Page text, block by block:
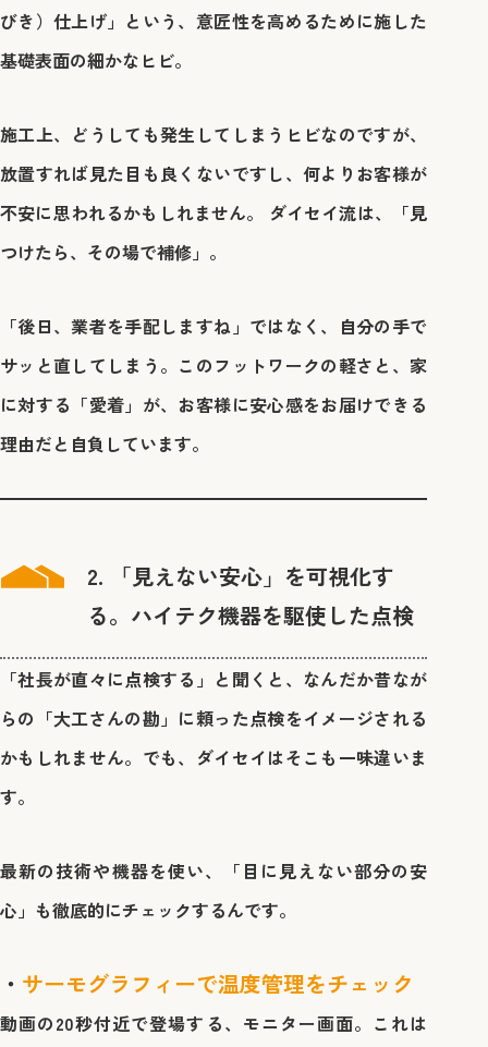
びき）仕上げ」という、意匠性を高めるために施した
基礎表面の細かなヒビ。
施工上、どうしても発生してしまうヒビなのですが、
放置すれば見た目も良くないですし、何よりお客様が
不安に思われるかもしれません。 ダイセイ流は、
「見
つけたら、その場で補修」 。
「後日、業者を手配しますね」ではなく、自分の手で
サッと直してしまう。このフットワークの軽さと、家
に対する「愛着」が、お客様に安心感をお届けできる
理由だと自負しています。
2. 「見えない安心」を可視化す
る。ハイテク機器を駆使した点検
「社長が直々に点検する」と聞くと、なんだか昔なが
らの「大工さんの勘」に頼った点検をイメージされる
かもしれません。でも、ダイセイはそこも一味違いま
す。
最新の技術や機器を使い、「目に見えない部分の安
心」も徹底的にチェックするんです。
サーモグラフィーで温度管理をチェック
動画の20秒付近で登場する、モニター画面。これは